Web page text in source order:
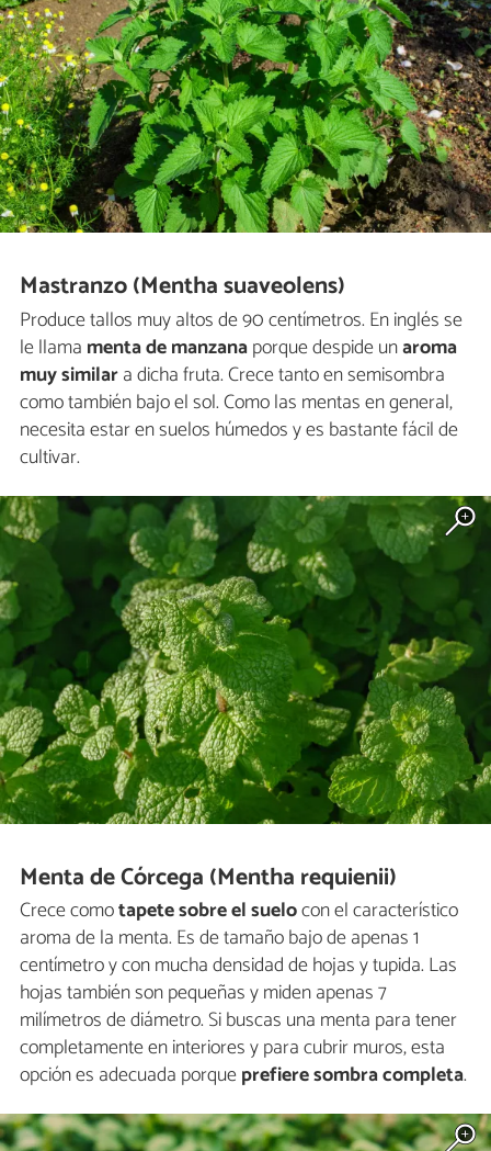
Mastranzo (Mentha suaveolens)
Produce tallos muy altos de 90 centímetros. En inglés se
le llama menta de manzanaporque despide unaroma
muy similara dicha fruta. Crece tanto en semisombra
como también bajo el sol. Como las mentas en general,
necesita estar en suelos húmedos y es bastante fácil de
cultivar.
Menta de Córcega (Mentha requienii)
Crece comotapete sobre el suelocon el característico
aroma de la menta. Es de tamaño bajo de apenas 1
centímetro y con mucha densidad de hojas y tupida. Las
hojas también son pequeñas y miden apenas 7
milímetros de diámetro. Si buscas una menta para tener
completamente en interiores y para cubrir muros, esta
opción es adecuada porqueprefiere sombra completa.